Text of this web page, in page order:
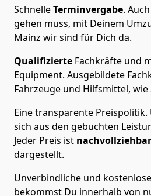
SchnelleTerminvergabe.
gehen muss, mit Deinem
Mainz wir sind für Dich da.
Qualifizierte Fachkräfte und
Equipment. Ausgebildete
Fahrzeuge und Hilfsmittel,
Eine transparente Preispolitik.
sich aus den gebuchten
Jeder Preis ist nachvollziehbar
dargestellt.
Unverbindliche und
bekommst Du innerhalb von